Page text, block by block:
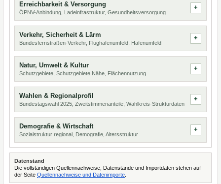
Erreichbarkeit & Versorgung
ÖPNV-Anbindung, Ladeinfrastruktur, Gesundheitsversorgung
Verkehr, Sicherheit & Lärm
Bundesfernstraßen-Verkehr, Flughafenumfeld, Hafenumfeld
Natur, Umwelt & Kultur
Schutzgebiete, Schutzgebiete Nähe, Flächennutzung
Wahlen & Regionalprofil
Bundestagswahl 2025, Zweitstimmenanteile, Wahlkreis-Strukturdaten
Demografie & Wirtschaft
Sozialstruktur regional, Demografie, Altersstruktur
Datenstand
Die vollständigen Quellennachweise, Datenstände und Importdaten stehen auf
der Seite Quellennachweise und Datenimporte